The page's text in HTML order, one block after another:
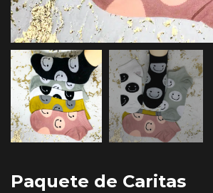
Paquete de Caritas